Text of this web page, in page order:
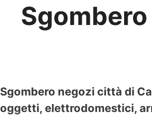
Sgombero negozi città di
oggetti, elettrodomestici,